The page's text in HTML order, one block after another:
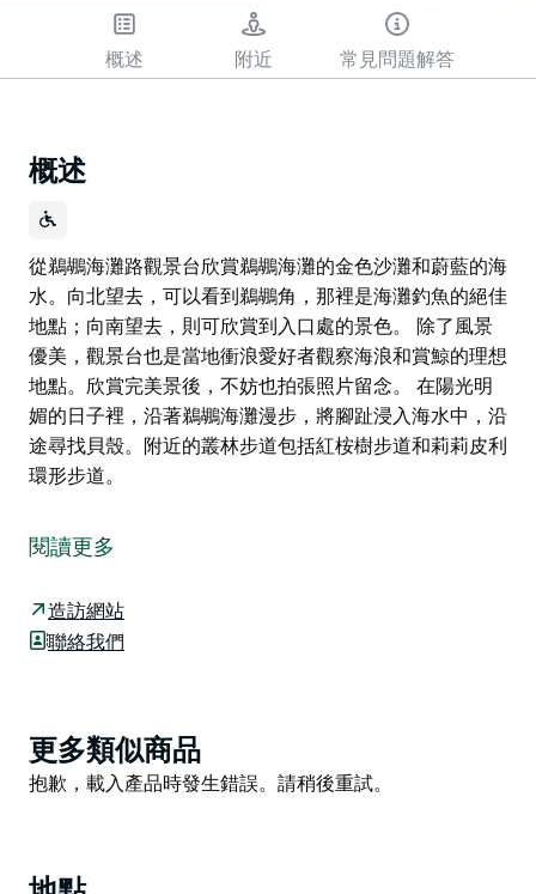
概述 附近 常見問題解答
概述
從鵜鶘海灘路觀景台欣賞鵜鶘海灘的金色沙灘和蔚藍的海
水。向北望去，可以看到鵜鶘角，那裡是海灘釣魚的絕佳
地點；向南望去，則可欣賞到入口處的景色。 除了風景
優美，觀景台也是當地衝浪愛好者觀察海浪和賞鯨的理想
地點。欣賞完美景後，不妨也拍張照片留念。 在陽光明
媚的日子裡，沿著鵜鶘海灘漫步，將腳趾浸入海水中，沿
途尋找貝殼。附近的叢林步道包括紅桉樹步道和莉莉皮利
環形步道。
水。向北望去，可以看到鵜鶘角，那裡是海灘釣魚的絕佳
地點；向南望去，則可欣賞到入口處的景色。
除了風景優美，觀景台也是當地衝浪愛好者觀察海浪和賞
鯨的理想地點。欣賞完美景後，不妨也拍張照片留念。
莉莉皮利環形步道。
閱讀更多
造訪網站
聯絡我們
Product
List
更多類似商品
Product
抱歉，載入產品時發生錯誤。請稍後重試。